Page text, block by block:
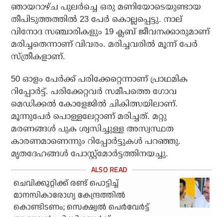
ഞായറാഴ്ച പുലര്‍ച്ചെ ഒരു മണിയോടെയുണ്ടായ
തീപിടുത്തത്തില്‍ 23 പേര്‍ കൊല്ലപ്പെട്ടു. നാല്
വിനോദ സഞ്ചാരികളും 19 ക്ലബ് ജീവനക്കാരുമാണ്
മരിച്ചതെന്നാണ് വിവരം. മരിച്ചവരില്‍ മൂന്ന് പേര്‍
സ്ത്രീകളാണ്.
50 ഓളം പേര്‍ക്ക് പരിക്കേറ്റെന്നാണ് പ്രാഥമിക
റിപ്പോര്‍ട്ട്. പരിക്കേറ്റവര്‍ സമീപത്തെ ഗോവ
മെഡിക്കല്‍ കോളേജില്‍ ചികിത്സയിലാണ്.
മൂന്നുപേര്‍ പൊള്ളലേറ്റാണ് മരിച്ചത്. മറ്റു
മരണങ്ങള്‍ പുക ശ്വസിച്ചുള്ള അസ്വസ്ഥത
കാരണമാണെന്നും റിപ്പോര്‍ട്ടുകള്‍ പറഞ്ഞു.
മൃതദേഹങ്ങള്‍ പോസ്റ്റ്‌മോര്‍ട്ടത്തിനയച്ചു.
ചെവിക്കുറ്റിക്ക് രണ്ട് പൊട്ടിച്ച്
മാനസികാരോഗ്യ കേന്ദ്രത്തില്‍
കൊണ്ടിടണം; സെക്ഷ്വല്‍ പെര്‍വേര്‍ട്ട്